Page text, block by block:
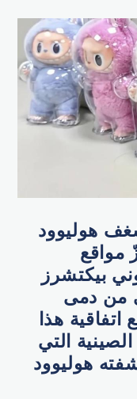
هوليوود
مواقع
بيكتشرز
من دمى
اتفاقية هذا
التي
هوليوود